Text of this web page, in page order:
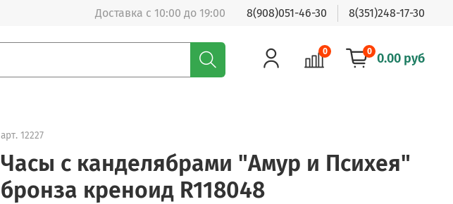
Доставка с 10:00 до 19:00 8(908)051-46-30 8(351)248-17-30
0 0 0.00 руб
арт. 12227
Часы с канделябрами "Амур и Психея"
бронза креноид R118048